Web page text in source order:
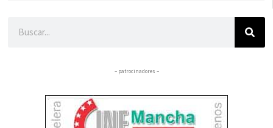
– patrocinadores –